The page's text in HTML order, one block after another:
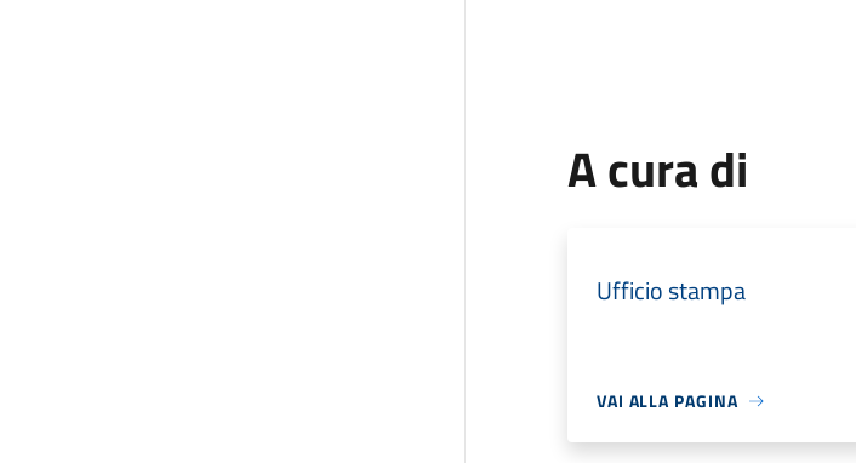
A cura di
Ufficio stampa
VAI ALLA PAGINA